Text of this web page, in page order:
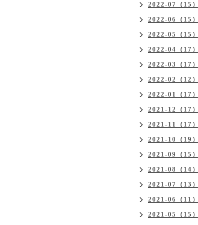
2022-07（15）
2022-06（15）
2022-05（15）
2022-04（17）
2022-03（17）
2022-02（12）
2022-01（17）
2021-12（17）
2021-11（17）
2021-10（19）
2021-09（15）
2021-08（14）
2021-07（13）
2021-06（11）
2021-05（15）